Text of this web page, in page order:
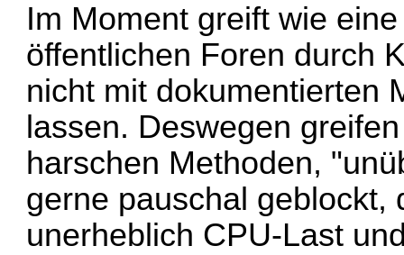
Im Moment greift wie
öffentlichen Foren durch
nicht mit dokumentierten
lassen. Deswegen
harschen Methoden,
gerne pauschal geblockt,
unerheblich CPU-Last